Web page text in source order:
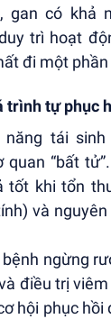
gan có khả
trì hoạt
đi một
trình tự phục
tái
quan “bất
tốt khi tổn
và
ngừng
điều trị
hội phục